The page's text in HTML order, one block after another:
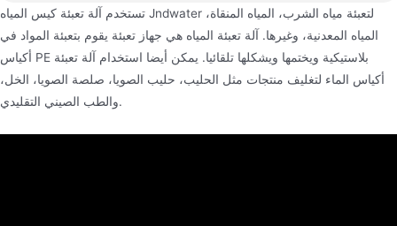
تستخدم آلة تعبئة كيس المياه Jndwater لتعبئة مياه الشرب، المياه المنقاة،
المياه المعدنية، وغيرها. آلة تعبئة المياه هي جهاز تعبئة يقوم بتعبئة المواد في
أكياس PE بلاستيكية ويختمها ويشكلها تلقائيا. يمكن أيضا استخدام آلة تعبئة
أكياس الماء لتغليف منتجات مثل الحليب، حليب الصويا، صلصة الصويا، الخل،
والطب الصيني التقليدي.